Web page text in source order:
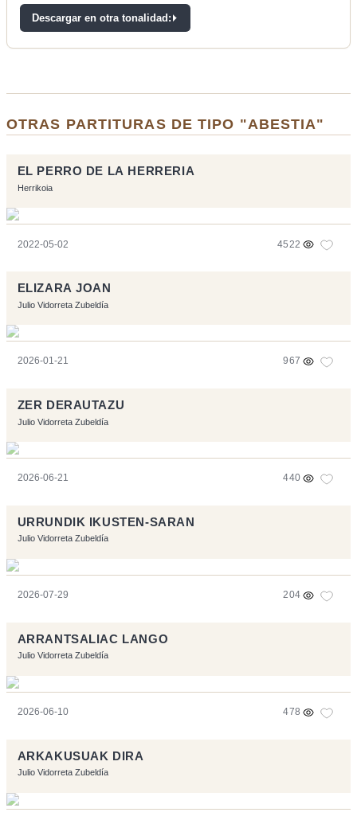
Descargar en otra tonalidad:
OTRAS PARTITURAS DE TIPO "ABESTIA"
EL PERRO DE LA HERRERIA
Herrikoia
2022-05-02 4522
ELIZARA JOAN
Julio Vidorreta Zubeldía
2026-01-21 967
ZER DERAUTAZU
Julio Vidorreta Zubeldía
2026-06-21 440
URRUNDIK IKUSTEN-SARAN
Julio Vidorreta Zubeldía
2026-07-29 204
ARRANTSALIAC LANGO
Julio Vidorreta Zubeldía
2026-06-10 478
ARKAKUSUAK DIRA
Julio Vidorreta Zubeldía